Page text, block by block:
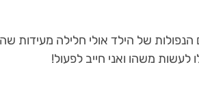
של הילד אולי חלילה מעידות
לעשות משהו ואני חייב לפעול!